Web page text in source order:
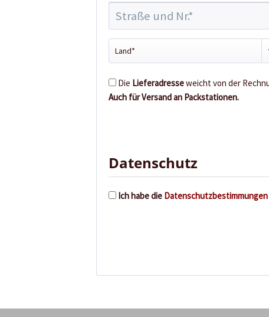
Die Lieferadresseweicht von der
Auch für Versand an Packstationen.
Datenschutz
Ich habe die Datenschutzbestimmungen